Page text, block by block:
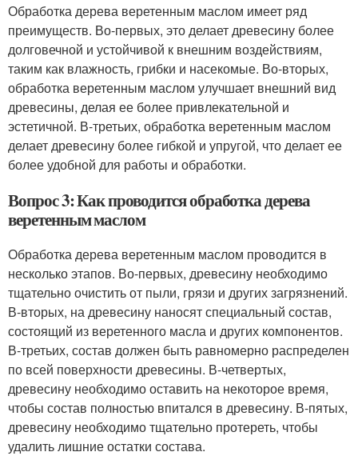
Обработка дерева веретенным маслом имеет ряд
преимуществ. Во-первых, это делает древесину более
долговечной и устойчивой к внешним воздействиям,
таким как влажность, грибки и насекомые. Во-вторых,
обработка веретенным маслом улучшает внешний вид
древесины, делая ее более привлекательной и
эстетичной. В-третьих, обработка веретенным маслом
делает древесину более гибкой и упругой, что делает ее
более удобной для работы и обработки.
Вопрос 3: Как проводится обработка дерева
веретенным маслом
Обработка дерева веретенным маслом проводится в
несколько этапов. Во-первых, древесину необходимо
тщательно очистить от пыли, грязи и других загрязнений.
В-вторых, на древесину наносят специальный состав,
состоящий из веретенного масла и других компонентов.
В-третьих, состав должен быть равномерно распределен
по всей поверхности древесины. В-четвертых,
древесину необходимо оставить на некоторое время,
чтобы состав полностью впитался в древесину. В-пятых,
древесину необходимо тщательно протереть, чтобы
удалить лишние остатки состава.